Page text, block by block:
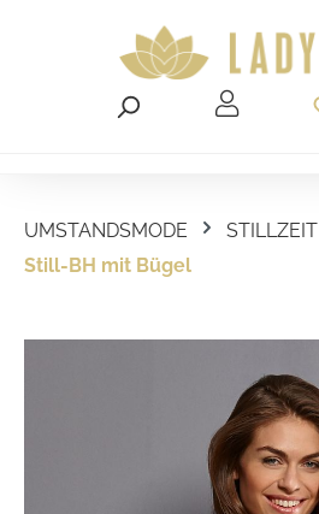
UMSTANDSMODE
STILLZEIT
Still-BH mit Bügel
Bildergalerie überspringen